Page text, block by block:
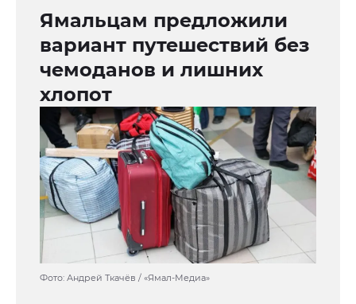
Ямальцам предложили
вариант путешествий без
чемоданов и лишних
хлопот
Фото: Андрей Ткачёв / «Ямал-Медиа»